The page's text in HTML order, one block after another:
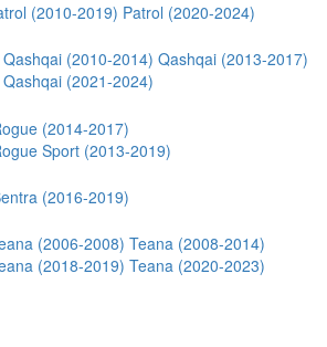
(2010-2019) Patrol (2020-2024)
Qashqai (2010-2014) Qashqai (2013-2017)
Qashqai (2021-2024)
(2014-2017)
Sport (2013-2019)
(2016-2019)
(2006-2008) Teana (2008-2014)
(2018-2019) Teana (2020-2023)